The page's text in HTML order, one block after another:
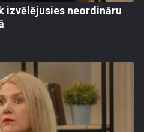
izvēlējusies neordināru